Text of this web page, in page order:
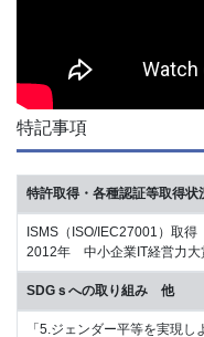
特記事項
特許取得・各種認証等取得状
ISMS（ISO/IEC27001）取得
2012年 中小企業IT経営力大
SDGｓへの取り組み 他
「5.ジェンダー平等を実現